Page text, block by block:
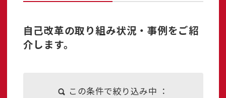
自己改革の取り組み状況・事例をご紹
介します。
この条件で絞り込み中 ：